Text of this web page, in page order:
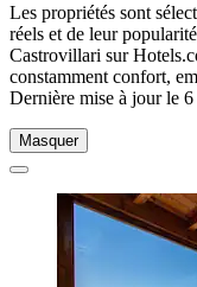
Les propriétés sont
réels et de leur
Castrovillari sur
constamment confort,
Dernière mise à jour le 6
Masquer